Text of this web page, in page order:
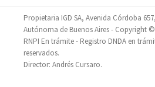
Propietaria IGD SA, Avenida Córdoba
Autónoma de Buenos Aires - Copyright
RNPI En trámite - Registro DNDA en
reservados.
Director: Andrés Cursaro.